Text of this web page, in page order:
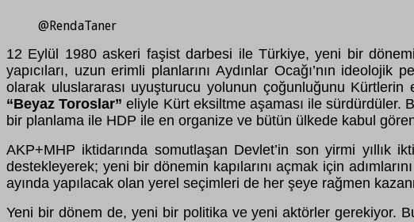
@RendaTaner
12 Eylül 1980 askeri faşist darbesi ile Türkiye, yeni bir
yapıcıları, uzun erimli planlarını Aydınlar Ocağı’nın
olarak uluslararası uyuşturucu yolunun çoğunluğunu Kürtlerin
“Beyaz Toroslar” eliyle Kürt eksiltme aşaması ile sürdürdüler.
bir planlama ile HDP ile en organize ve bütün ülkede kabul
AKP+MHP iktidarında somutlaşan Devlet’in son yirmi
destekleyerek; yeni bir dönemin kapılarını açmak için
ayında yapılacak olan yerel seçimleri de her şeye rağmen
Yeni bir dönem de, yeni bir politika ve yeni aktörler gerekiyor.